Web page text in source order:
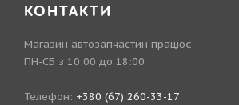
КОНТАКТИ
Магазин автозапчастин працює
ПН-СБ з 10:00 до 18:00
Телефон: +380 (67) 260-33-17